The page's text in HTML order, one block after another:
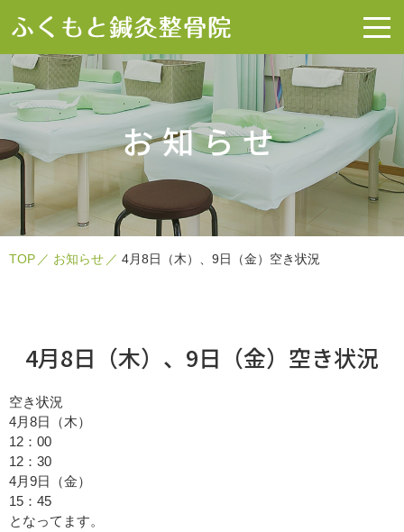
お知らせ
TOP お知らせ 4月8日（木）、9日（金）空き状況
4月8日（木）、9日（金）空き状況
空き状況
4月8日（木）
12：00
12：30
4月9日（金）
15：45
となってます。